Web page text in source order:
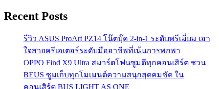
Recent Posts
รีวิว ASUS ProArt PZ14 โน๊ตบุ๊ค 2-in-1 ระดับพรีเมี่ยม เอา
ใจสายครีเอเตอร์ระดับมืออาชีพที่เน้นการพกพา
OPPO Find X9 Ultra สมาร์ตโฟนซูมดีทุกคอนเสิร์ต ชวน
BEUS ซูมเก็บทุกโมเมนต์ความสนุกสุดคมชัด ใน
คอนเสิร์ต BUS LIGHT AS ONE